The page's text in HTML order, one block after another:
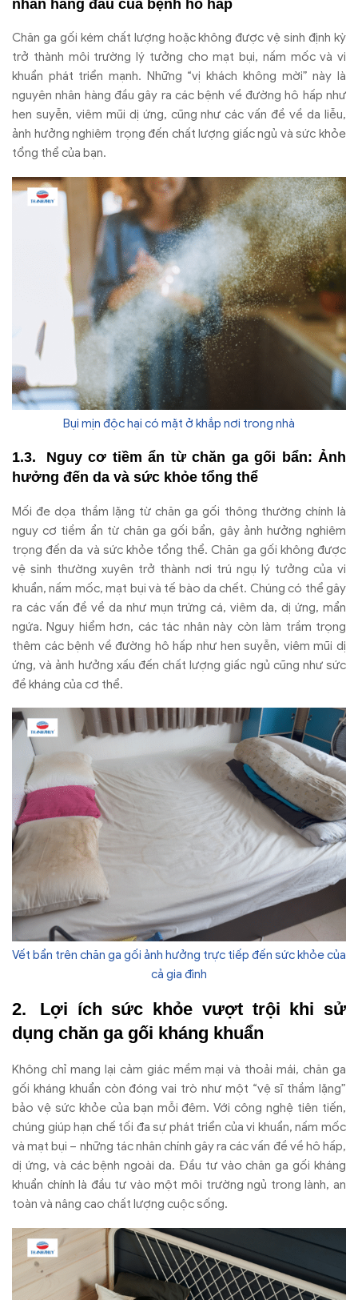
nhân hàng đầu của bệnh hô hấp
Chăn ga gối kém chất lượng hoặc không được vệ sinh định kỳ
trở thành môi trường lý tưởng cho mạt bụi, nấm mốc và vi
khuẩn phát triển mạnh. Những “vị khách không mời” này là
nguyên nhân hàng đầu gây ra các bệnh về đường hô hấp như
hen suyễn, viêm mũi dị ứng, cũng như các vấn đề về da liễu,
ảnh hưởng nghiêm trọng đến chất lượng giấc ngủ và sức khỏe
tổng thể của bạn.
Bụi mịn độc hại có mặt ở khắp nơi trong nhà
Nguy cơ tiềm ẩn từ chăn ga gối bẩn: Ảnh
hưởng đến da và sức khỏe tổng thể
Mối đe dọa thầm lặng từ chăn ga gối thông thường chính là
nguy cơ tiềm ẩn từ chăn ga gối bẩn, gây ảnh hưởng nghiêm
trọng đến da và sức khỏe tổng thể. Chăn ga gối không được
vệ sinh thường xuyên trở thành nơi trú ngụ lý tưởng của vi
khuẩn, nấm mốc, mạt bụi và tế bào da chết. Chúng có thể gây
ra các vấn đề về da như mụn trứng cá, viêm da, dị ứng, mẩn
ngứa. Nguy hiểm hơn, các tác nhân này còn làm trầm trọng
thêm các bệnh về đường hô hấp như hen suyễn, viêm mũi dị
ứng, và ảnh hưởng xấu đến chất lượng giấc ngủ cũng như sức
đề kháng của cơ thể.
Vết bẩn trên chăn ga gối ảnh hưởng trực tiếp đến sức khỏe của
cả gia đình
Lợi ích sức khỏe vượt trội khi sử
dụng chăn ga gối kháng khuẩn
Không chỉ mang lại cảm giác mềm mại và thoải mái, chăn ga
gối kháng khuẩn còn đóng vai trò như một “vệ sĩ thầm lặng”
bảo vệ sức khỏe của bạn mỗi đêm. Với công nghệ tiên tiến,
chúng giúp hạn chế tối đa sự phát triển của vi khuẩn, nấm mốc
và mạt bụi – những tác nhân chính gây ra các vấn đề về hô hấp,
dị ứng, và các bệnh ngoài da. Đầu tư vào chăn ga gối kháng
khuẩn chính là đầu tư vào một môi trường ngủ trong lành, an
toàn và nâng cao chất lượng cuộc sống.